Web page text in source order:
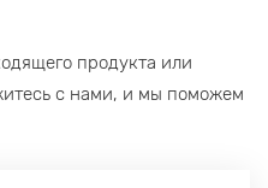
продукта или
с нами, и мы поможем